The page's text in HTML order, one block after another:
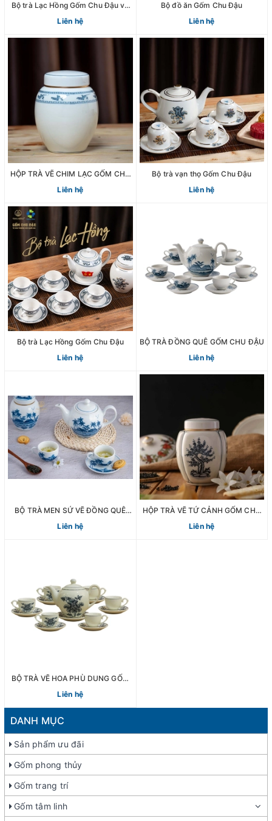
Bộ trà Lạc Hồng Gốm Chu Đậu vẽ
Liên hệ
Bộ đồ ăn Gốm Chu Đậu
Liên hệ
HỘP TRÀ VẼ CHIM LẠC GỐM CHU
Liên hệ
Bộ trà vạn thọ Gốm Chu Đậu
Liên hệ
Bộ trà Lạc Hồng Gốm Chu Đậu
Liên hệ
BỘ TRÀ ĐỒNG QUÊ GỐM CHU ĐẬU
Liên hệ
BỘ TRÀ MEN SỨ VẼ ĐỒNG QUÊ
Liên hệ
HỘP TRÀ VẼ TỨ CẢNH GỐM CHU
Liên hệ
BỘ TRÀ VẼ HOA PHÙ DUNG GỐM
Liên hệ
DANH MỤC
Sản phẩm ưu đãi
Gốm phong thủy
Gốm trang trí
Gốm tâm linh